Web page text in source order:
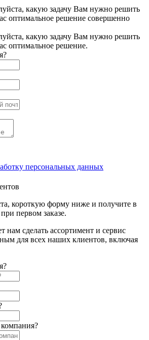
какую задачу Вам нужно решить
оптимальное решение совершенно
какую задачу Вам нужно решить
оптимальное решение.
персональных данных
короткую форму ниже и получите в
первом заказе.
сделать ассортимент и сервис
для всех наших клиентов, включая